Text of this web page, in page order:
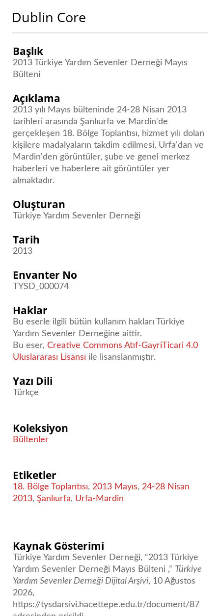
Dublin Core
Başlık
2013 Türkiye Yardım Sevenler Derneği Mayıs
Bülteni
Açıklama
2013 yılı Mayıs bülteninde 24-28 Nisan 2013
tarihleri arasında Şanlıurfa ve Mardin'de
gerçekleşen 18. Bölge Toplantısı, hizmet yılı dolan
kişilere madalyaların takdim edilmesi, Urfa'dan ve
Mardin'den görüntüler, şube ve genel merkez
haberleri ve haberlere ait görüntüler yer
almaktadır.
Oluşturan
Türkiye Yardım Sevenler Derneği
Tarih
2013
Envanter No
TYSD_000074
Haklar
Bu eserle ilgili bütün kullanım hakları Türkiye
Yardım Sevenler Derneğine aittir.
Bu eser,Creative Commons Atıf-GayriTicari 4.0
Uluslararası Lisansı ile lisanslanmıştır.
Yazı Dili
Türkçe
Koleksiyon
Bültenler
Etiketler
18. Bölge Toplantısı,2013 Mayıs,24-28 Nisan
2013,Şanlıurfa, Urfa-Mardin
Kaynak Gösterimi
Türkiye Yardım Sevenler Derneği, “2013 Türkiye
Yardım Sevenler Derneği Mayıs Bülteni ,” Türkiye
Yardım Sevenler Derneği Dijital Arşivi, 10 Ağustos
2026,
https://tysdarsivi.hacettepe.edu.tr/document/87